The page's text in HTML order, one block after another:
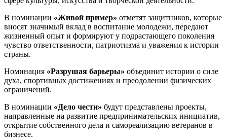
В номинации «Живой пример» отметят защитников, которые
вносят значимый вклад в воспитание молодежи, передают
жизненный опыт и формируют у подрастающего поколения
чувство ответственности, патриотизма и уважения к истории
страны.
Номинация «Разрушая барьеры» объединит истории о силе
духа, спортивных достижениях и преодолении физических
ограничений.
В номинации «Дело чести» будут представлены проекты,
направленные на развитие предпринимательских инициатив,
открытие собственного дела и самореализацию ветеранов в
бизнесе.